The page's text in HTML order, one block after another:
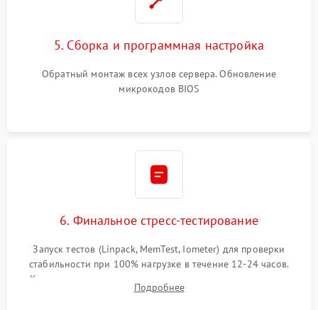
5. Сборка и программная настройка
Обратный монтаж всех узлов сервера. Обновление
микрокодов BIOS
6. Финальное стресс-тестирование
Запуск тестов (Linpack, MemTest, Iometer) для проверки
стабильности при 100% нагрузке в течение 12-24 часов.
Контроль температурных режимов, проверка отсутствия
троттлинга и подготовка сервера к выдаче.
Подробнее